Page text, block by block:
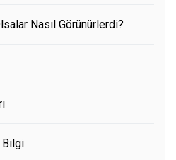
Nasıl Görünürlerdi?
Bilgi